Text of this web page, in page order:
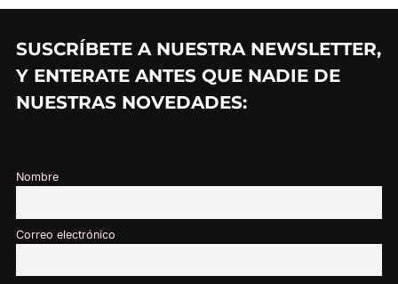
SUSCRÍBETE A NUESTRA NEWSLETTER,
Y ENTERATE ANTES QUE NADIE DE
NUESTRAS NOVEDADES:
Nombre
Correo electrónico